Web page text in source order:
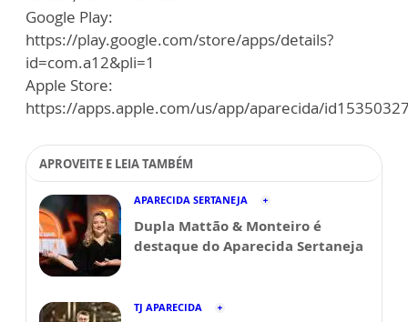
Google Play:
https://play.google.com/store/apps/details?
id=com.a12&pli=1
Apple Store:
https://apps.apple.com/us/app/aparecida/
APROVEITE E LEIA TAMBÉM
APARECIDA SERTANEJA
Dupla Mattão & Monteiro é
destaque do Aparecida Sertaneja
TJ APARECIDA